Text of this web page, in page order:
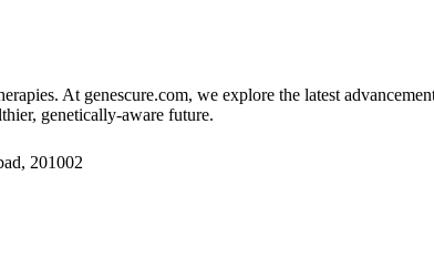
At genescure.com, we explore the latest
genetically-aware future.
201002